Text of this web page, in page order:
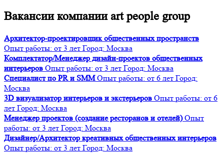
Вакансии компании art people group
Архитектор-проектировщик общественных пространств
Опыт работы: от 3 лет Город: Москва
Комплектатор/Менеджер дизайн-проектов общественных
интерьеров Опыт работы: от 3 лет Город: Москва
Специалист по PR и SMM Опыт работы: от 6 лет Город:
Москва
3D визуализатор интерьеров и экстерьеров Опыт работы: от 6
лет Город: Москва
Менеджер проектов (создание ресторанов и отелей) Опыт
работы: от 3 лет Город: Москва
Дизайнер/Архитектор креативных общественных интерьеров
Опыт работы: от 3 лет Город: Москва